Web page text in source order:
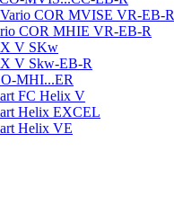
COR MVISE VR-EB-R
COR MHIE VR-EB-R
V SKw
V Skw-EB-R
MHI...ER
FC Helix V
Helix EXCEL
Helix VE